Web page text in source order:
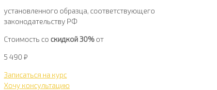
установленного образца, соответствующего
законодательству РФ
Стоимость со скидкой 30% от
5 490 ₽
Записаться на курс
Хочу консультацию